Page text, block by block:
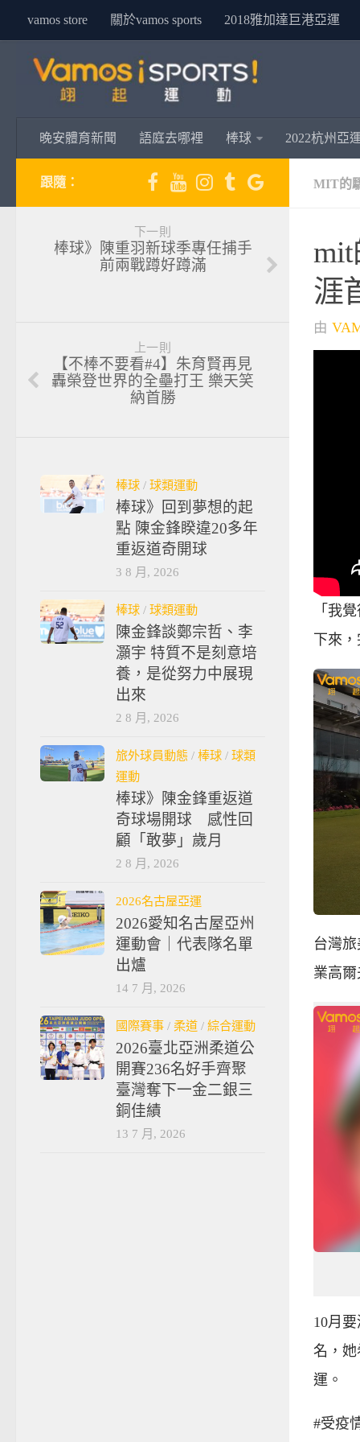
vamos store 關於vamos sports 2018雅加達巨港亞運
晚安體育新聞 語庭去哪裡 棒球 2022杭州亞
MIT的
mit
涯
由
「我
下來
台灣
業高
10月
名，
運。
#受疫
跟隨：
下一則
棒球》陳重羽新球季專任捕手
前兩戰蹲好蹲滿
上一則
【不棒不要看#4】朱育賢再見
轟榮登世界的全壘打王 樂天笑
納首勝
棒球 / 球類運動
棒球》回到夢想的起
點 陳金鋒睽違20多年
重返道奇開球
3 8 月, 2026
棒球 / 球類運動
陳金鋒談鄭宗哲、李
灝宇 特質不是刻意培
養，是從努力中展現
出來
2 8 月, 2026
旅外球員動態 / 棒球 / 球類
運動
棒球》陳金鋒重返道
奇球場開球 感性回
顧「敢夢」歲月
2 8 月, 2026
2026名古屋亞運
2026愛知名古屋亞州
運動會｜代表隊名單
出爐
14 7 月, 2026
國際賽事 / 柔道 / 綜合運動
2026臺北亞洲柔道公
開賽236名好手齊聚
臺灣奪下一金二銀三
銅佳績
13 7 月, 2026